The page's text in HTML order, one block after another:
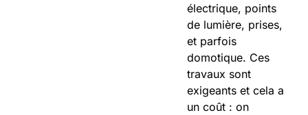
électrique, points
de lumière, prises,
et parfois
domotique. Ces
travaux sont
exigeants et cela a
un coût : on